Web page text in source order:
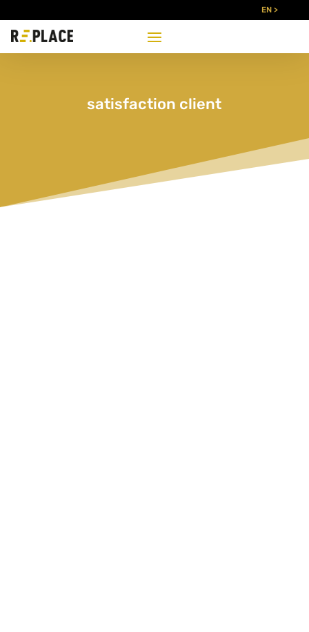
EN >
satisfaction client